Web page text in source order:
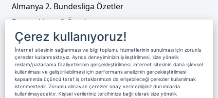
Almanya 2. Bundesliga Özetler
Fransa Ligue 2 Özetler
Tenis
Video Liste
Foto Galeriler
Çerez kullanıyoruz!
İnternet sitesinin sağlanması ve bilgi toplumu hizmetlerinin sunulması için zorunlu
çerezler kullanmaktayız. Ayrıca deneyiminizin iyileştirilmesi, size yönelik
reklam/pazarlama faaliyetlerinin gerçekleştirilmesi, internet sitesinin daha işlevsel
kullanılması ve geliştirilebilmesi için performans analizinin gerçekleştirilmesi
kapsamında üçüncü taraf iş ortaklarımızın da erişebileceği çerezler kullanılmak
istenmektedir. Zorunlu olmayan çerezler onay vermediğiniz durumlarda
kullanılmayacaktır. Kişisel verileriniz tercihinize bağlı olarak size yönelik